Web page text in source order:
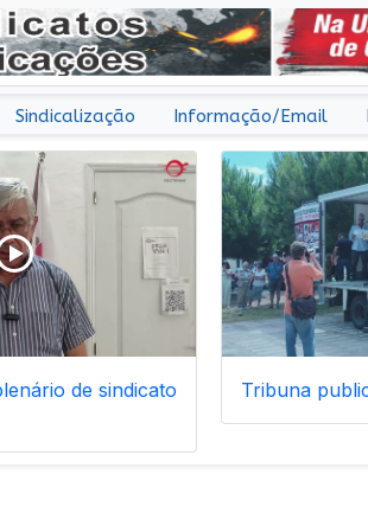
Sindicalização Informação/Email
de sindicato
Tribuna